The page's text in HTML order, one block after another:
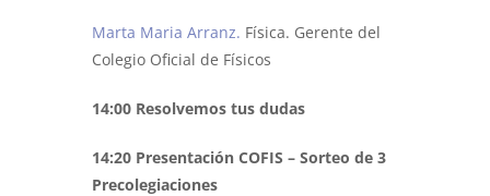
Marta Maria Arranz. Física. Gerente del
Colegio Oficial de Físicos
14:00 Resolvemos tus dudas
14:20 Presentación COFIS – Sorteo de 3
Precolegiaciones